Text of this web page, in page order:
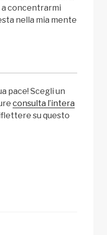
a concentrarmi
nella mia mente
pace! Scegli un
consulta l’intera
su questo